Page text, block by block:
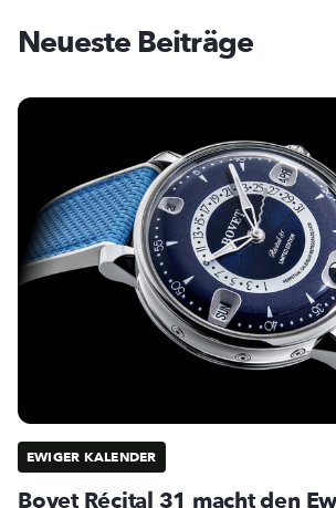
Neueste Beiträge
EWIGER KALENDER
Bovet Récital 31 macht den